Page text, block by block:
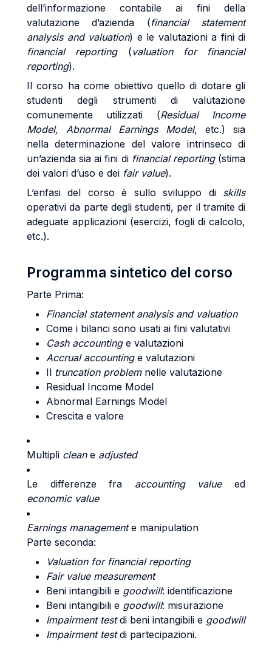
dell’informazione contabile ai fini della
valutazione d’azienda (financial statement
analysis and valuation) e le valutazioni a fini di
financial reporting (valuation for financial
reporting).
Il corso ha come obiettivo quello di dotare gli
studenti degli strumenti di valutazione
comunemente utilizzati (Residual Income
Model, Abnormal Earnings Model, etc.) sia
nella determinazione del valore intrinseco di
un’azienda sia ai fini di financial reporting (stima
dei valori d’uso e dei fair value).
L’enfasi del corso è sullo sviluppo di skills
operativi da parte degli studenti, per il tramite di
adeguate applicazioni (esercizi, fogli di calcolo,
etc.).
Programma sintetico del corso
Parte Prima:
Financial statement analysis and valuation
Come i bilanci sono usati ai fini valutativi
Cash accounting e valutazioni
Accrual accounting e valutazioni
Il truncation problem nelle valutazione
Residual Income Model
Abnormal Earnings Model
Crescita e valore
Multipli cleane adjusted
Le differenze fra accounting valueed
economic value
Earnings managemente manipulation
Parte seconda:
Valuation for financial reporting
Fair value measurement
Beni intangibili e goodwill: identificazione
Beni intangibili e goodwill: misurazione
Impairment testdi beni intangibili e goodwill
Impairment testdi partecipazioni.